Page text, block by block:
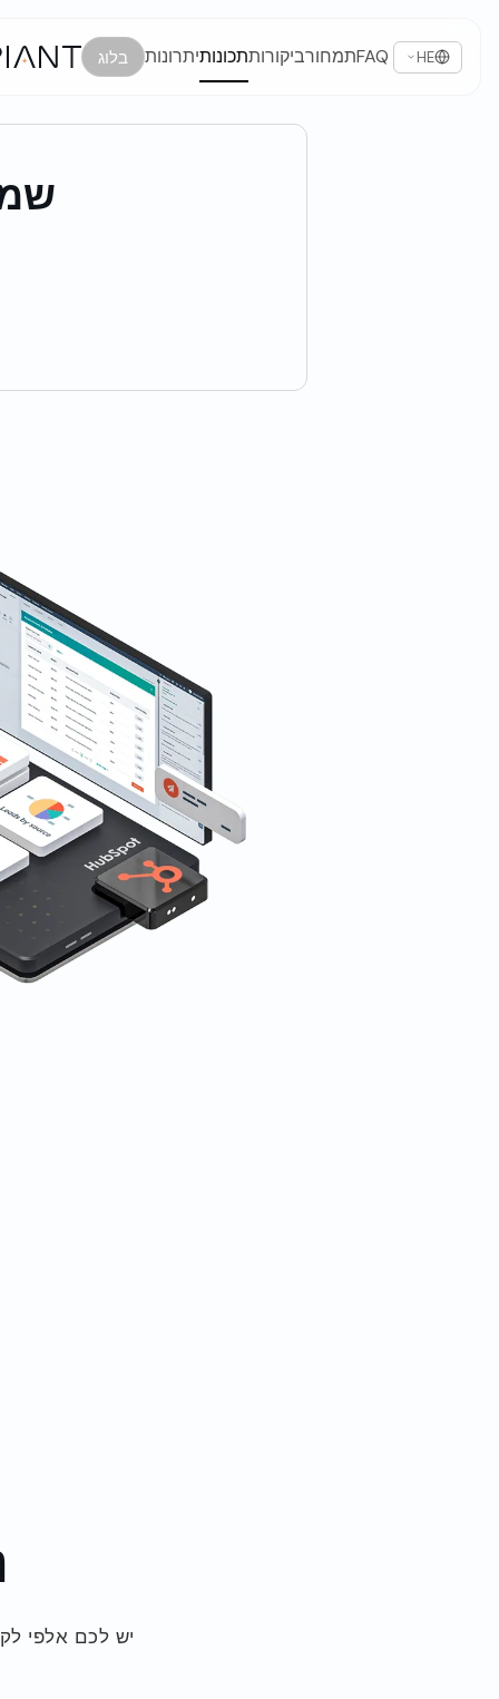
בלוג יתרונותתכונותביקורותתמחורFAQ HE